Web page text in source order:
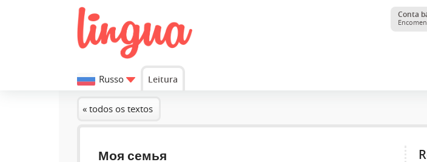
Conta
Russo Leitura
« todos os textos
Моя семья